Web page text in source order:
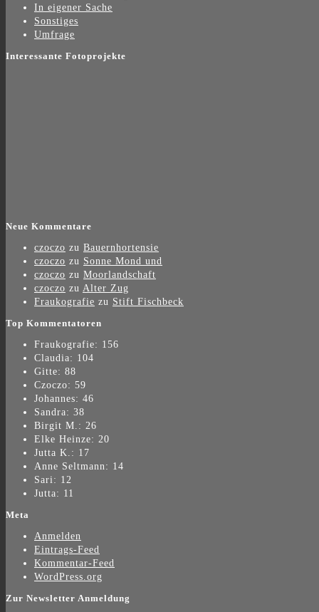
In eigener Sache
Sonstiges
Umfrage
Interessante Fotoprojekte
Neue Kommentare
czoczo zu Bauernhortensie
czoczo zu Sonne Mond und
czoczo zu Moorlandschaft
czoczo zu Alter Zug
Fraukografie zu Stift Fischbeck
Top Kommentatoren
Fraukografie: 156
Claudia: 104
Gitte: 88
Czoczo: 59
Johannes: 46
Sandra: 38
Birgit M.: 26
Elke Heinze: 20
Jutta K.: 17
Anne Seltmann: 14
Sari: 12
Jutta: 11
Meta
Anmelden
Eintrags-Feed
Kommentar-Feed
WordPress.org
Zur Newsletter Anmeldung